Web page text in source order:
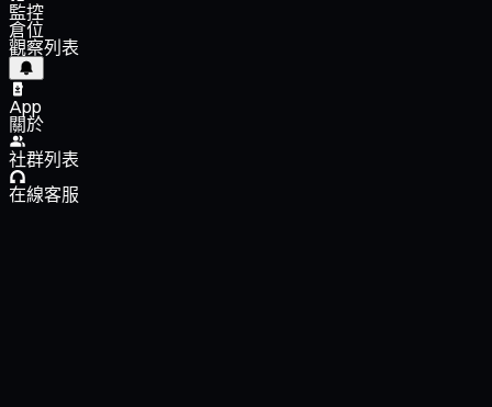
監控
倉位
觀察列表
App
關於
社群列表
在線客服